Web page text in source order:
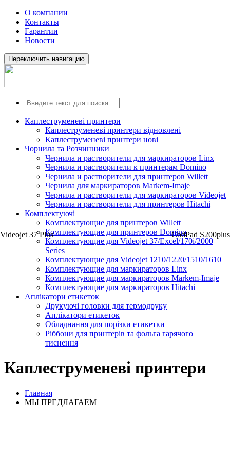
О компании
Контакты
Гарантии
Новости
Переключить навигацию
Каплеструменеві принтери
Каплеструменеві принтери відновлені
Каплеструменеві принтери нові
Чорнила та Розчинники
Чернила и растворители для маркираторов Linx
Чернила и растворители к принтерам Domino
Чернила и растворители для принтеров Willett
Чернила для маркираторов Markem-Imaje
Чернила и растворители для маркираторов Videojet
Чернила и растворители для принтеров Hitachi
Комплектуючі
Комплектующие для принтеров Willett
Комплектующие для принтеров Domino
Комплектующие для Videojet 37/Excel/170i/2000
Series
Комплектующие для Videojet 1210/1220/1510/1610
Комплектующие для маркираторов Linx
Комплектующие для маркираторов Markem-Imaje
Комплектующие для маркираторов Hitachi
Аплікатори етикеток
Друкуючі головки для термодруку
Аплікатори етикеток
Обладнання для порізки етикетки
Ріббони для принтерів та фольга гарячого
тиснення
Каплеструменеві принтери
Главная
МЫ ПРЕДЛАГАЕМ
Videojet 37 Plus CodPad S200plus